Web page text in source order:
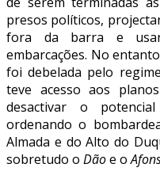
presos políticos,
fora da barra e
embarcações. No
foi debelada pelo
teve acesso aos
desactivar o
ordenando o
Almada e do Alto do
sobretudo o Dãoe o